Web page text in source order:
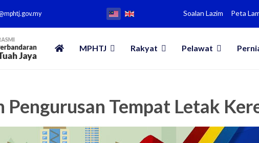
Soalan Lazim Peta
MPHTJ Rakyat Pelawat
Pengurusan Tempat Letak